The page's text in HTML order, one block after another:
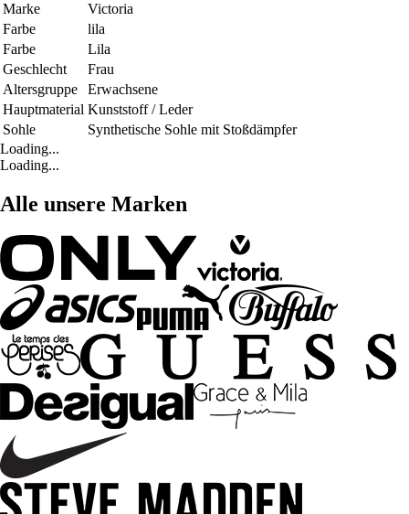
Marke
Victoria
Farbe
lila
Farbe
Lila
Geschlecht
Frau
Altersgruppe
Erwachsene
Hauptmaterial Kunststoff / Leder
Sohle
Synthetische Sohle mit Stoßdämpfer
Loading...
Loading...
Alle unsere Marken